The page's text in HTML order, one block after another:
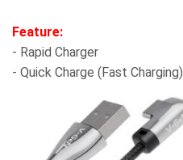
Feature:
- Rapid Charger
- Quick Charge (Fast Charging)